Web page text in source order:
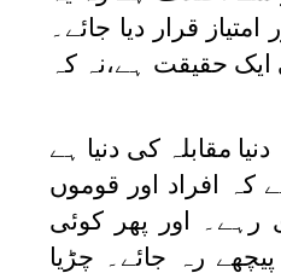
قرار دیا جائے۔
حقیقت ہے،نہ کہ
مقابلہ کی دنیا ہے
کہ افراد اور قوموں
رہے۔ اور پھر کوئی
رہ جائے۔ چڑیا